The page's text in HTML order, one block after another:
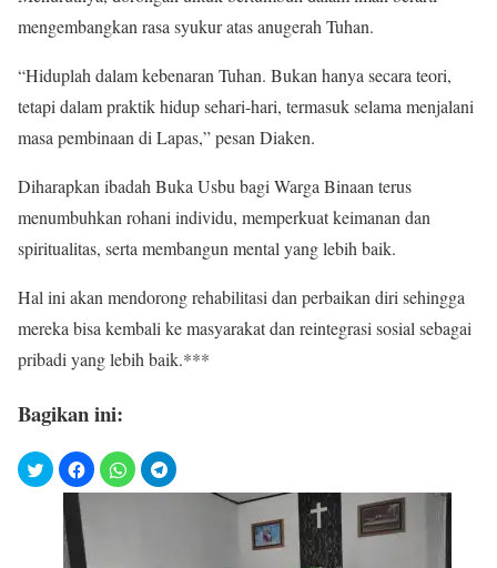
mengembangkan rasa syukur atas anugerah Tuhan.
“Hiduplah dalam kebenaran Tuhan. Bukan hanya secara teori,
tetapi dalam praktik hidup sehari-hari, termasuk selama menjalani
masa pembinaan di Lapas,” pesan Diaken.
Diharapkan ibadah Buka Usbu bagi Warga Binaan terus
menumbuhkan rohani individu, memperkuat keimanan dan
spiritualitas, serta membangun mental yang lebih baik.
Hal ini akan mendorong rehabilitasi dan perbaikan diri sehingga
mereka bisa kembali ke masyarakat dan reintegrasi sosial sebagai
pribadi yang lebih baik.***
Bagikan ini: